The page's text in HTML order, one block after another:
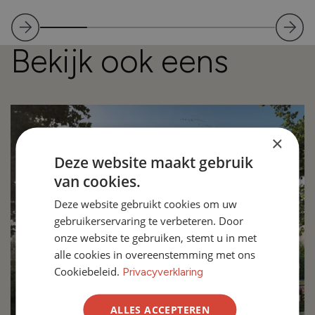
Bekijk ook eens
×
Deze website maakt gebruik
van cookies.
Deze website gebruikt cookies om uw
gebruikerservaring te verbeteren. Door
onze website te gebruiken, stemt u in met
alle cookies in overeenstemming met ons
Cookiebeleid. Privacyverklaring
ALLES ACCEPTEREN